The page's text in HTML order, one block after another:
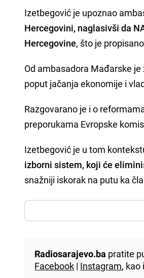
Izetbegović je upoznao
Hercegovini, naglasivši da
Hercegovine, što je
Od ambasadora Mađarske
poput jačanja ekonomije i
Razgovarano je i o
preporukama Evropske
Izetbegović je u tom
izborni sistem, koji će
snažniji iskorak na putu ka
Radiosarajevo.ba pratite
Facebook | Instagram,